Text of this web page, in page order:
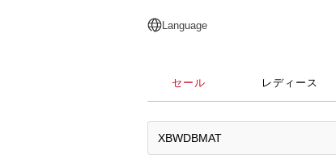
日本語
English
简体中文
繁體中文
Language
セール レディース